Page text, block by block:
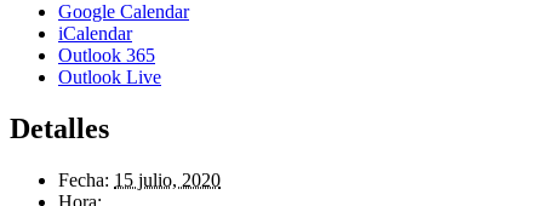
Google Calendar
iCalendar
Outlook 365
Outlook Live
Detalles
Fecha: 15 julio, 2020